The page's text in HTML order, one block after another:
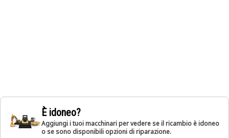
È idoneo?
Aggiungi i tuoi macchinari per vedere se il ricambio è idoneo
o se sono disponibili opzioni di riparazione.